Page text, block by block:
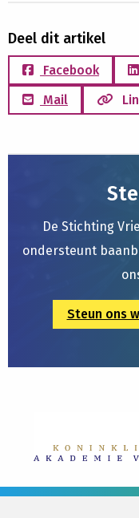
Deel dit artikel
Facebook
Mail
De Stichting
ondersteunt
Steun ons